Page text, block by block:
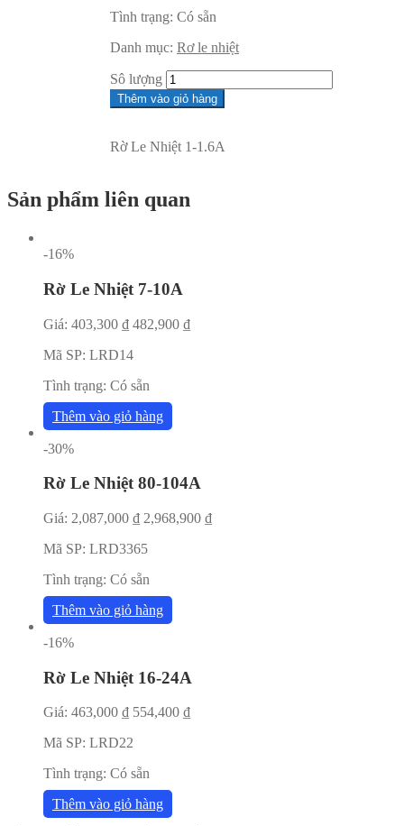
Tình trạng: Có sẵn
Danh mục: Rơ le nhiệt
Sô lượng
Thêm vào giỏ hàng
Rờ Le Nhiệt 1-1.6A
Sản phẩm liên quan
-16%
Rờ Le Nhiệt 7-10A
Giá: 403,300 ₫ 482,900 ₫
Mã SP: LRD14
Tình trạng: Có sẵn
Thêm vào giỏ hàng
-30%
Rờ Le Nhiệt 80-104A
Giá: 2,087,000 ₫ 2,968,900 ₫
Mã SP: LRD3365
Tình trạng: Có sẵn
Thêm vào giỏ hàng
-16%
Rờ Le Nhiệt 16-24A
Giá: 463,000 ₫ 554,400 ₫
Mã SP: LRD22
Tình trạng: Có sẵn
Thêm vào giỏ hàng